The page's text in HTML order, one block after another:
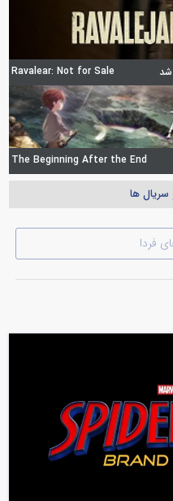
Ravalear: Not for Sale
The Beginning After the End
سریال ها
فردا